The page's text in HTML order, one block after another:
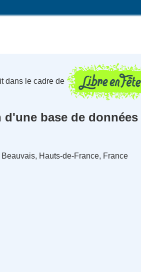
dans le cadre de
base de
Hauts-de-France, France